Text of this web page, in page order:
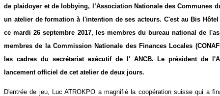
de plaidoyer et de lobbying, l’Association Nationale des Communes
un atelier de formation à l'intention de ses acteurs. C'est au Bis
ce mardi 26 septembre 2017, les membres du bureau national de
membres de la Commission Nationale des Finances Locales
les cadres du secrétariat exécutif de l' ANCB. Le président de
lancement officiel de cet atelier de deux jours.
D'entrée de jeu, Luc ATROKPO a magnifié la coopération suisse qui a